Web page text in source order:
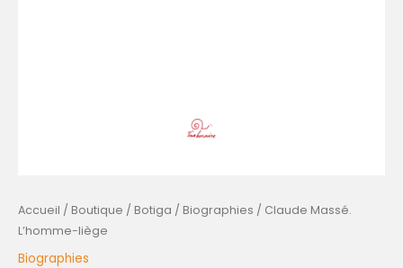
Accueil / Boutique / Botiga / Biographies / Claude Massé.
L’homme-liège
Biographies